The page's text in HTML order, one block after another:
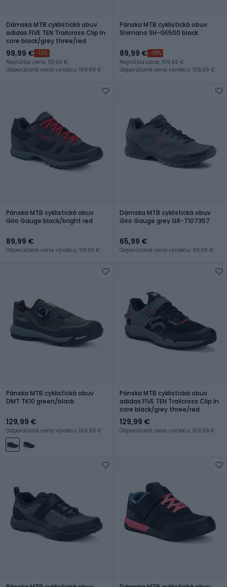
Dámska MTB cyklistická obuv
adidas FIVE TEN Trailcross Clip In
core black/grey three/red
99,99 € -12%
Najnižšia cena: 113,99 €
Odporúčaná cena výrobcu: 169,99 €
Pánska MTB cyklistická obuv
Shimano SH-GE500 black
89,99 € -18%
Najnižšia cena: 109,99 €
Odporúčaná cena výrobcu: 109,99 €
Pánska MTB cyklistická obuv
Giro Gauge black/bright red
89,99 €
Odporúčaná cena výrobcu: 99,99 €
Dámska MTB cyklistická obuv
Giro Gauge grey GR-7107357
65,99 €
Odporúčaná cena výrobcu: 99,99 €
Pánska MTB cyklistická obuv
DMT TK10 green/black
129,99 €
Odporúčaná cena výrobcu: 169,99 €
Pánska MTB cyklistická obuv
adidas FIVE TEN Trailcross Clip In
core black/grey three/red
129,99 €
Odporúčaná cena výrobcu: 169,99 €